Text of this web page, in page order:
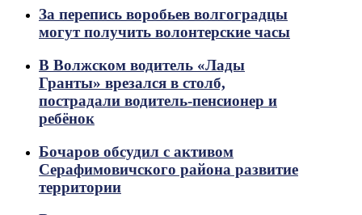
За перепись воробьев волгоградцы
могут получить волонтерские часы
В Волжском водитель «Лады
Гранты» врезался в столб,
пострадали водитель-пенсионер и
ребёнок
Бочаров обсудил с активом
Серафимовичского района развитие
территории